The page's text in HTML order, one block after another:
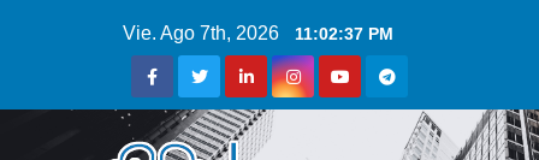
Vie. Ago 7th, 2026 11:02:38 PM